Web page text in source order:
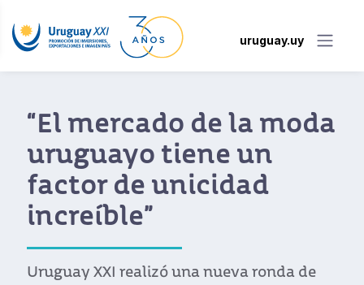
uruguay.uy
“El mercado de la moda
uruguayo tiene un
factor de unicidad
increíble”
Uruguay XXI realizó una nueva ronda de